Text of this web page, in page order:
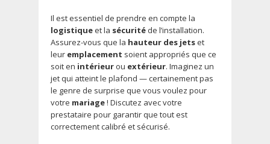
Il est essentiel de prendre en compte la
logistiqueet la sécurité de l’installation.
Assurez-vous que la hauteur des jetset
leur emplacement soient appropriés que ce
soit en intérieur ou extérieur. Imaginez un
jet qui atteint le plafond — certainement pas
le genre de surprise que vous voulez pour
votre mariage! Discutez avec votre
prestataire pour garantir que tout est
correctement calibré et sécurisé.